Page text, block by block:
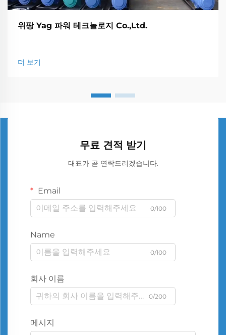
위팡 Yag 파워 테크놀로지 Co.,Ltd.
더 보기
무료 견적 받기
대표가 곧 연락드리겠습니다.
Email
0/100
Name
0/100
회사 이름
0/200
메시지